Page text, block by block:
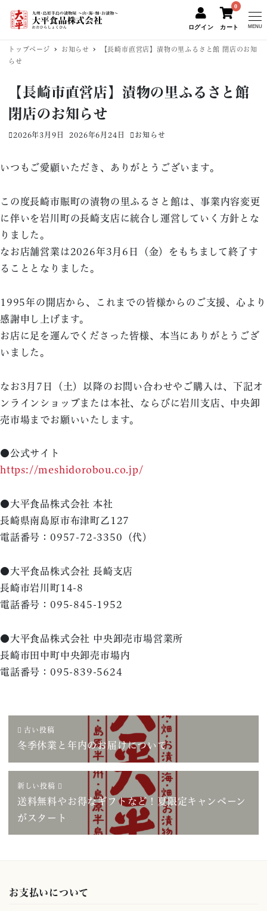
ログイン
0
カート MENU
トップページ お知らせ
【長崎市直営店】漬物の里ふるさと館 閉店のお知
らせ
【長崎市直営店】漬物の里ふるさと館
閉店のお知らせ
投稿日
2026年3月9日 2026年6月24日
カテゴリー
お知らせ
いつもご愛顧いただき、ありがとうございます。
この度長崎市賑町の漬物の里ふるさと館は、事業内容変更
に伴いを岩川町の長崎支店に統合し運営していく方針とな
りました。
なお店舗営業は2026年3月6日（金）をもちまして終了す
ることとなりました。
1995年の開店から、これまでの皆様からのご支援、心より
感謝申し上げます。
お店に足を運んでくださった皆様、本当にありがとうござ
いました。
なお3月7日（土）以降のお問い合わせやご購入は、下記オ
ンラインショップまたは本社、ならびに岩川支店、中央卸
売市場までお願いいたします。
●公式サイト
https://meshidorobou.co.jp/
●大平食品株式会社 本社
長崎県南島原市布津町乙127
電話番号：0957-72-3350（代）
●大平食品株式会社 長崎支店
長崎市岩川町14-8
電話番号：095-845-1952
●大平食品株式会社 中央卸売市場営業所
長崎市田中町中央卸売市場内
電話番号：095-839-5624
古い投稿
冬季休業と年内のお届けについて
新しい投稿
送料無料やお得なギフトなど！夏限定キャンペーン
がスタート
お支払いについて